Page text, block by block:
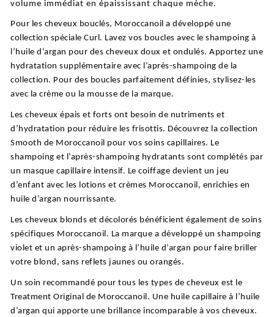
volume immédiat en épaississant chaque mèche.
Pour les cheveux bouclés, Moroccanoil a développé une
collection spéciale Curl. Lavez vos boucles avec le shampoing à
l’huile d’argan pour des cheveux doux et ondulés. Apportez une
hydratation supplémentaire avec l’après-shampoing de la
collection. Pour des boucles parfaitement définies, stylisez-les
avec la crème ou la mousse de la marque.
Les cheveux épais et forts ont besoin de nutriments et
d’hydratation pour réduire les frisottis. Découvrez la collection
Smooth de Moroccanoil pour vos soins capillaires. Le
shampoing et l’après-shampoing hydratants sont complétés par
un masque capillaire intensif. Le coiffage devient un jeu
d’enfant avec les lotions et crèmes Moroccanoil, enrichies en
huile d’argan nourrissante.
Les cheveux blonds et décolorés bénéficient également de soins
spécifiques Moroccanoil. La marque a développé un shampoing
violet et un après-shampoing à l’huile d’argan pour faire briller
votre blond, sans reflets jaunes ou orangés.
Un soin recommandé pour tous les types de cheveux est le
Treatment Original de Moroccanoil. Une huile capillaire à l’huile
d’argan qui apporte une brillance incomparable à vos cheveux.